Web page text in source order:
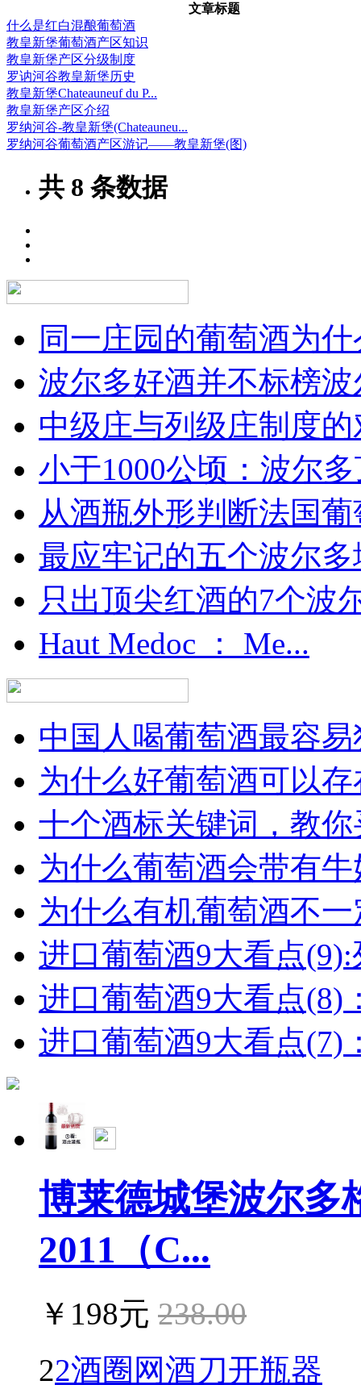
文章标题
什么是红白混酿葡萄酒
教皇新堡葡萄酒产区知识
教皇新堡产区分级制度
罗讷河谷教皇新堡历史
教皇新堡Chateauneuf du P...
教皇新堡产区介绍
罗纳河谷-教皇新堡(Chateauneu...
罗纳河谷葡萄酒产区游记——教皇新堡(图)
共 8 条数据
同一庄园的葡萄酒为
波尔多好酒并不标榜
中级庄与列级庄制度
小于1000公顷：波尔
从酒瓶外形判断法国
最应牢记的五个波尔多
只出顶尖红酒的7个波
Haut Medoc ： Me...
中国人喝葡萄酒最容
为什么好葡萄酒可以
十个酒标关键词，教
为什么葡萄酒会带有
为什么有机葡萄酒不
进口葡萄酒9大看点(9):
进口葡萄酒9大看点(8)
进口葡萄酒9大看点(7)
博莱德城堡波尔多
2011（C...
￥198元 238.00
22酒圈网酒刀开瓶器